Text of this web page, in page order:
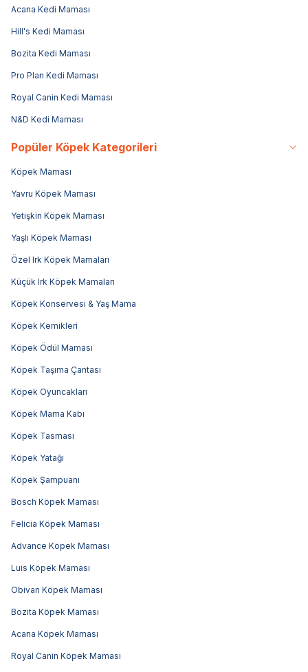
Acana Kedi Maması
Hill's Kedi Maması
Bozita Kedi Maması
Pro Plan Kedi Maması
Royal Canin Kedi Maması
N&D Kedi Maması
Popüler Köpek Kategorileri
Köpek Maması
Yavru Köpek Maması
Yetişkin Köpek Maması
Yaşlı Köpek Maması
Özel Irk Köpek Mamaları
Küçük Irk Köpek Mamaları
Köpek Konservesi & Yaş Mama
Köpek Kemikleri
Köpek Ödül Maması
Köpek Taşıma Çantası
Köpek Oyuncakları
Köpek Mama Kabı
Köpek Tasması
Köpek Yatağı
Köpek Şampuanı
Bosch Köpek Maması
Felicia Köpek Maması
Advance Köpek Maması
Luis Köpek Maması
Obivan Köpek Maması
Bozita Köpek Maması
Acana Köpek Maması
Royal Canin Köpek Maması